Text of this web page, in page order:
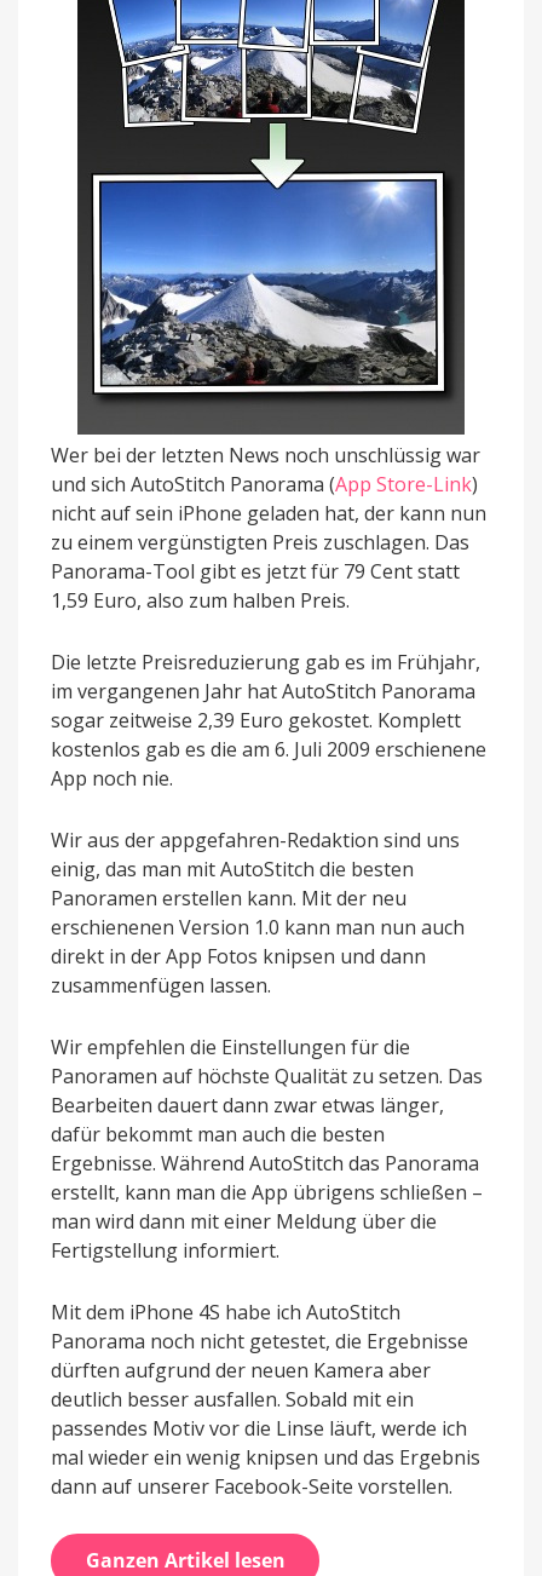
Wer bei der letzten News noch unschlüssig war
und sich AutoStitch Panorama (App Store-Link)
nicht auf sein iPhone geladen hat, der kann nun
zu einem vergünstigten Preis zuschlagen. Das
Panorama-Tool gibt es jetzt für 79 Cent statt
1,59 Euro, also zum halben Preis.
Die letzte Preisreduzierung gab es im Frühjahr,
im vergangenen Jahr hat AutoStitch Panorama
sogar zeitweise 2,39 Euro gekostet. Komplett
kostenlos gab es die am 6. Juli 2009 erschienene
App noch nie.
Wir aus der appgefahren-Redaktion sind uns
einig, das man mit AutoStitch die besten
Panoramen erstellen kann. Mit der neu
erschienenen Version 1.0 kann man nun auch
direkt in der App Fotos knipsen und dann
zusammenfügen lassen.
Wir empfehlen die Einstellungen für die
Panoramen auf höchste Qualität zu setzen. Das
Bearbeiten dauert dann zwar etwas länger,
dafür bekommt man auch die besten
Ergebnisse. Während AutoStitch das Panorama
erstellt, kann man die App übrigens schließen –
man wird dann mit einer Meldung über die
Fertigstellung informiert.
Mit dem iPhone 4S habe ich AutoStitch
Panorama noch nicht getestet, die Ergebnisse
dürften aufgrund der neuen Kamera aber
deutlich besser ausfallen. Sobald mit ein
passendes Motiv vor die Linse läuft, werde ich
mal wieder ein wenig knipsen und das Ergebnis
dann auf unserer Facebook-Seite vorstellen.
Ganzen Artikel lesen